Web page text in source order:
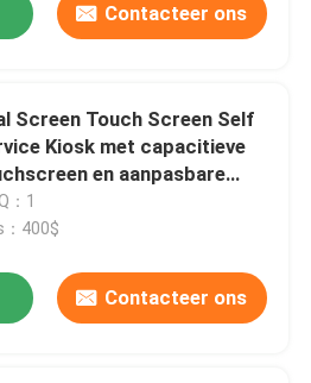
Contacteer ons
Screen Touch Screen Self
Kiosk met capacitieve
en aanpasbare
：1
：400$
Contacteer ons